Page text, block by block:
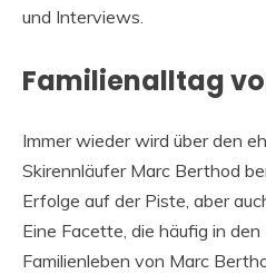
und Interviews.
Familienalltag
Immer wieder wird über den
Skirennläufer Marc Berthod
Erfolge auf der Piste, aber
Eine Facette, die häufig in
Familienleben von Marc